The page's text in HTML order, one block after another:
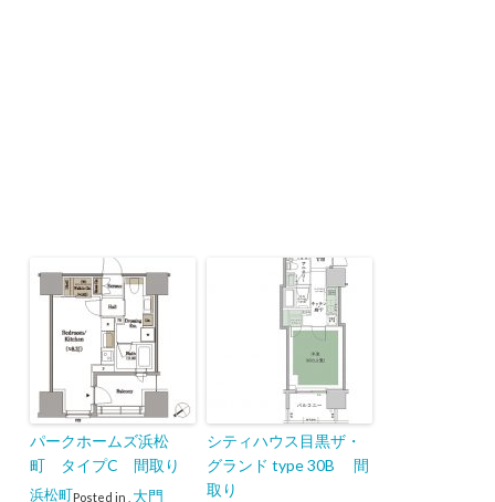
パークホームズ浜松
町 タイプC 間取り
Posted in
浜松町 大門
シティハウス目黒ザ・
グランド type 30B 間
取り